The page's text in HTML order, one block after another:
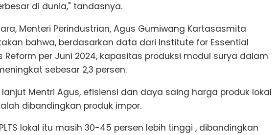
di dunia," tandasnya.
Menteri Perindustrian, Agus Gumiwang Kartasasmita
bahwa, berdasarkan data dari Institute for Essential
Reform per Juni 2024, kapasitas produksi modul surya dalam
sebesar 2,3 persen.
lanjut Mentri Agus, efisiensi dan daya saing harga produk lokal
dibandingkan produk impor.
lokal itu masih 30-45 persen lebih tinggi , dibandingkan